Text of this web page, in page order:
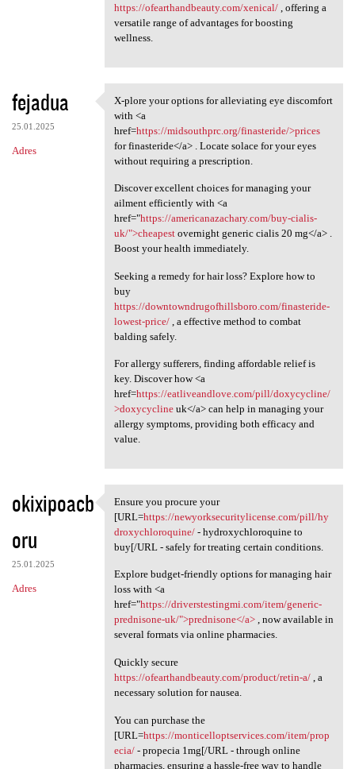
https://ofearthandbeauty.com/xenical/, offering a
versatile range of advantages for boosting
wellness.
fejadua
25.01.2025
Adres
X-plore your options for
X-plore your options for alleviating eye discomfort
with <a
href=https://midsouthprc.org/finasteride/>prices
for finasteride</a> . Locate solace for your eyes
without requiring a prescription.
Discover excellent choices for managing your
ailment efficiently with <a
href="https://americanazachary.com/buy-cialis-
uk/">cheapestovernight generic cialis 20 mg</a> .
Boost your health immediately.
Seeking a remedy for hair loss? Explore how to
buy
https://downtowndrugofhillsboro.com/finasteride-
lowest-price/, a effective method to combat
balding safely.
For allergy sufferers, finding affordable relief is
key. Discover how <a
href=https://eatliveandlove.com/pill/doxycycline/
>doxycyclineuk</a> can help in managing your
allergy symptoms, providing both efficacy and
value.
okixipoacb
oru
25.01.2025
Adres
Ensure you procure your [URL
Ensure you procure your
[URL=https://newyorksecuritylicense.com/pill/hy
droxychloroquine/- hydroxychloroquine to
buy[/URL - safely for treating certain conditions.
Explore budget-friendly options for managing hair
loss with <a
href="https://driverstestingmi.com/item/generic-
prednisone-uk/">prednisone</a>, now available in
several formats via online pharmacies.
Quickly secure
https://ofearthandbeauty.com/product/retin-a/, a
necessary solution for nausea.
You can purchase the
[URL=https://monticelloptservices.com/item/prop
ecia/- propecia 1mg[/URL - through online
pharmacies, ensuring a hassle-free way to handle